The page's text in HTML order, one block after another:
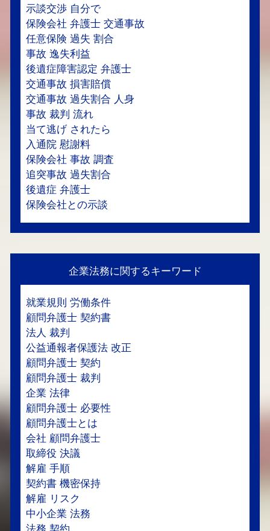
示談交渉 自分で
保険会社 弁護士 交通事故
任意保険 過失 割合
事故 逸失利益
後遺症障害認定 弁護士
交通事故 損害賠償
交通事故 過失割合 人身
事故 裁判 流れ
当て逃げ されたら
入通院 慰謝料
保険会社 事故 調査
追突事故 過失割合
後遺症 弁護士
保険会社との示談
企業法務に関するキーワード
就業規則 労働条件
顧問弁護士 契約書
法人 裁判
公益通報者保護法 改正
顧問弁護士 契約
顧問弁護士 裁判
企業 法律
顧問弁護士 必要性
顧問弁護士とは
会社 顧問弁護士
取締役 決議
解雇 手順
契約書 機密保持
解雇 リスク
中小企業 法務